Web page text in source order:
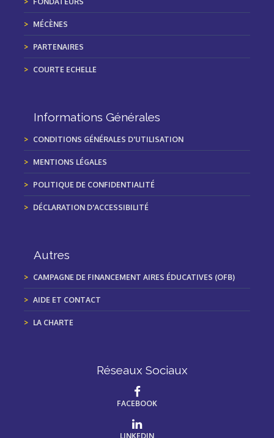
MÉCÈNES
PARTENAIRES
COURTE ECHELLE
Informations Générales
CONDITIONS GÉNÉRALES D'UTILISATION
MENTIONS LÉGALES
POLITIQUE DE CONFIDENTIALITÉ
DÉCLARATION D'ACCESSIBILITÉ
Autres
CAMPAGNE DE FINANCEMENT AIRES ÉDUCATIVES (OFB)
AIDE ET CONTACT
LA CHARTE
Réseaux Sociaux
FACEBOOK
LINKEDIN